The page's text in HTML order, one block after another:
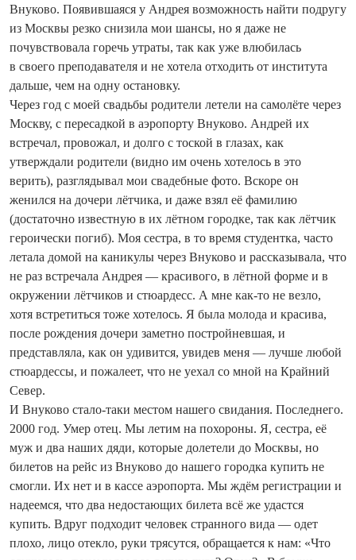
Внуково. Появившаяся у Андрея возможность найти подругу
из Москвы резко снизила мои шансы, но я даже не
почувствовала горечь утраты, так как уже влюбилась
в своего преподавателя и не хотела отходить от института
дальше, чем на одну остановку.
Через год с моей свадьбы родители летели на самолёте через
Москву, с пересадкой в аэропорту Внуково. Андрей их
встречал, провожал, и долго с тоской в глазах, как
утверждали родители (видно им очень хотелось в это
верить), разглядывал мои свадебные фото. Вскоре он
женился на дочери лётчика, и даже взял её фамилию
(достаточно известную в их лётном городке, так как лётчик
героически погиб). Моя сестра, в то время студентка, часто
летала домой на каникулы через Внуково и рассказывала, что
не раз встречала Андрея — красивого, в лётной форме и в
окружении лётчиков и стюардесс. А мне как-то не везло,
хотя встретиться тоже хотелось. Я была молода и красива,
после рождения дочери заметно постройневшая, и
представляла, как он удивится, увидев меня — лучше любой
стюардессы, и пожалеет, что не уехал со мной на Крайний
Север.
И Внуково стало-таки местом нашего свидания. Последнего.
2000 год. Умер отец. Мы летим на похороны. Я, сестра, её
муж и два наших дяди, которые долетели до Москвы, но
билетов на рейс из Внуково до нашего городка купить не
смогли. Их нет и в кассе аэропорта. Мы ждём регистрации и
надеемся, что два недостающих билета всё же удастся
купить. Вдруг подходит человек странного вида — одет
плохо, лицо отекло, руки трясутся, обращается к нам: «Что